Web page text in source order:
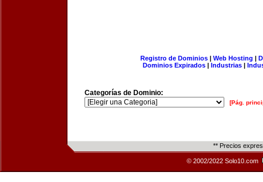
Registro de Dominios| Web Hosting |
Dominios Expirados | Industrias |
Categorías de Dominio:
[Pág.
** Precios
© 2002/2022 Solo10.com